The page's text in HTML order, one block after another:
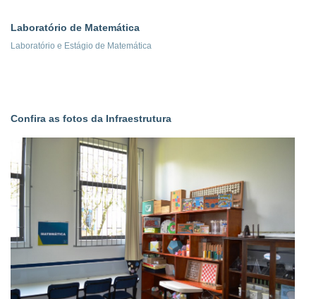
Laboratório de Matemática
Laboratório e Estágio de Matemática
Confira as fotos da Infraestrutura